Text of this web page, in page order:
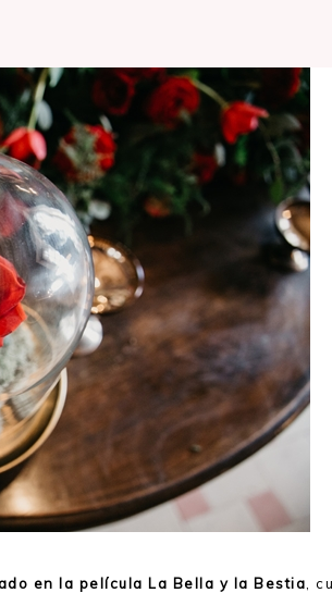
en la película La Bella y la Bestia ,